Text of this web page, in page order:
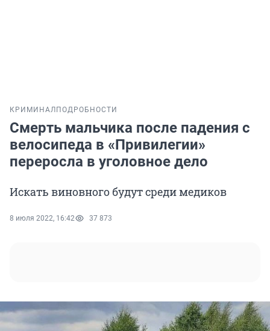
КРИМИНАЛ ПОДРОБНОСТИ
Смерть мальчика после падения с
велосипеда в «Привилегии»
переросла в уголовное дело
Искать виновного будут среди медиков
8 июля 2022, 16:42 37 873